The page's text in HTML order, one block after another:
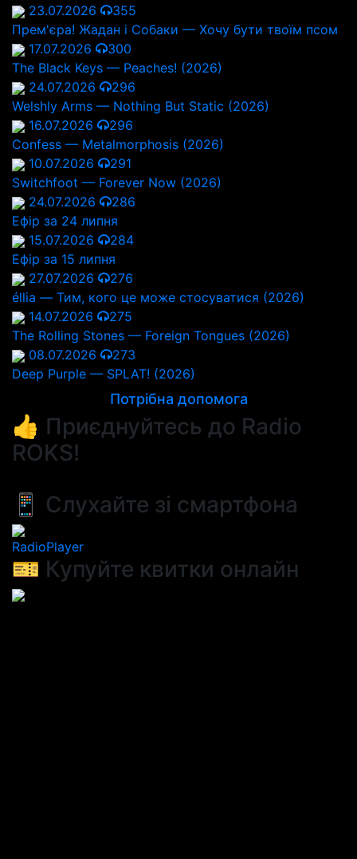
23.07.2026
355
Прем'єра! Жадан і Собаки — Хочу бути твоїм псом
17.07.2026
300
The Black Keys — Peaches! (2026)
24.07.2026
296
Welshly Arms — Nothing But Static (2026)
16.07.2026
296
Confess — Metalmorphosis (2026)
10.07.2026
291
Switchfoot — Forever Now (2026)
24.07.2026
286
Ефір за 24 липня
15.07.2026
284
Ефір за 15 липня
27.07.2026
276
éllia — Тим, кого це може стосуватися (2026)
14.07.2026
275
The Rolling Stones — Foreign Tongues (2026)
08.07.2026
273
Deep Purple — SPLAT! (2026)
Потрібна допомога
👍 Приєднуйтесь до Radio
ROKS!
📱 Слухайте зі смартфона
RadioPlayer
🎫 Купуйте квитки онлайн